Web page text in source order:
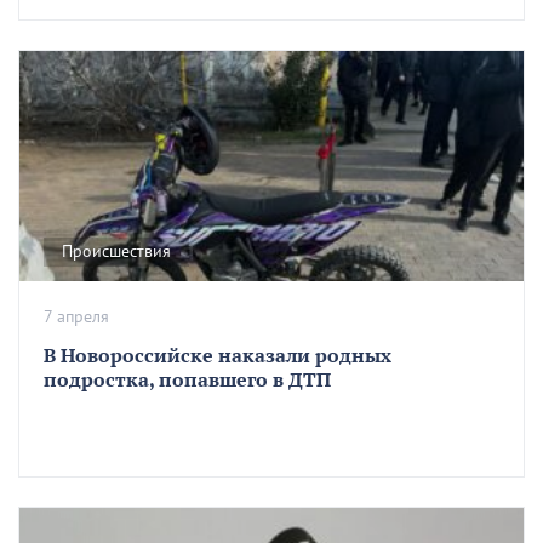
Происшествия
В Новороссийске наказали родных
подростка, попавшего в ДТП
7 апреля